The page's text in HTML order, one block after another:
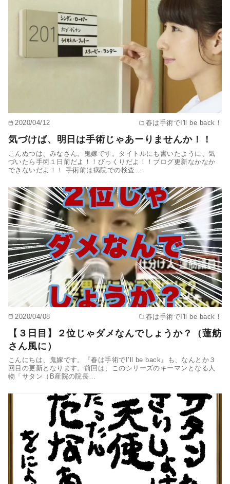
2020/04/12 春は手術でI'll be back！
気づけば、明日は手術じゃあーりませんか！！
こんぬつは、みなさん。鬼嫁です。タイトルにも書いたように、気
づいたら手術１日前だよ！！びっくりだよ！！ブログ更新なかなか
できないだよ！！ 手術前は病院での検査…
2020/04/08 春は手術でI'll be back！
【３日目】２位じゃダメなんでしょうか？（蓮舫
さん風に）
こんにちは、鬼嫁です。『春は手術でI’ll be back』も、なんとか３
回目の更新となります。前回は、このシリーズのキーマンとなる人
物「サタン（B産院の院長…